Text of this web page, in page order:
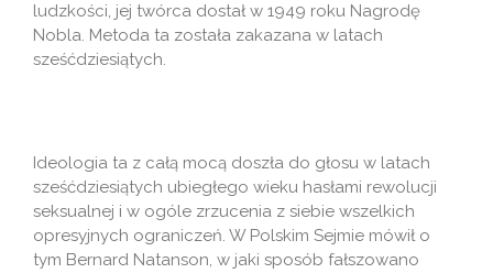
ludzkości, jej twórca dostał w 1949 roku Nagrodę
Nobla. Metoda ta została zakazana w latach
sześćdziesiątych.
Ideologia ta z całą mocą doszła do głosu w latach
sześćdziesiątych ubiegłego wieku hasłami rewolucji
seksualnej i w ogóle zrzucenia z siebie wszelkich
opresyjnych ograniczeń. W Polskim Sejmie mówił o
tym Bernard Natanson, w jaki sposób fałszowano